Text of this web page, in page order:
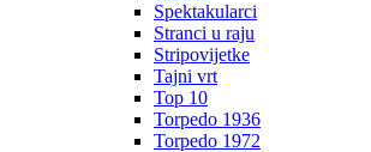
Spektakularci
Stranci u raju
Stripovijetke
Tajni vrt
Top 10
Torpedo 1936
Torpedo 1972